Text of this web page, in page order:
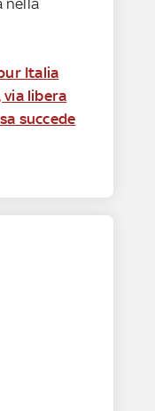
Italia
via libera
succede